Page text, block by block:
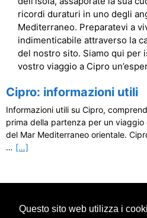
ricordi duraturi in uno degli
Mediterraneo. Preparatevi a
indimenticabile attraverso la
del nostro sito. Siamo qui per
vostro viaggio a Cipro
Cipro: informazioni utili
Informazioni utili su Cipro,
prima della partenza per un viaggio
del Mar Mediterraneo orientale.
… […]
Questo sito web utilizza i